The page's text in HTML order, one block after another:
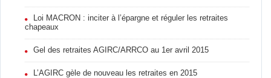
Loi MACRON : inciter à l’épargne et réguler les retraites
chapeaux
Gel des retraites AGIRC/ARRCO au 1er avril 2015
L’AGIRC gèle de nouveau les retraites en 2015